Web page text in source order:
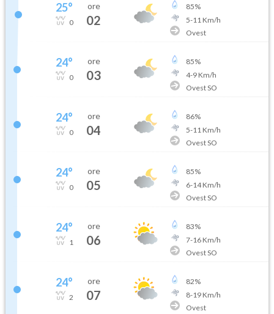
25°
0
ore
02
85%
5-11 Km/h
Ovest
24°
0
ore
03
85%
4-9Km/h
Ovest SO
24°
0
ore
04
86%
5-11 Km/h
Ovest SO
24°
0
ore
05
85%
6-14Km/h
Ovest SO
24°
1
ore
06
83%
7-16Km/h
Ovest SO
24°
2
ore
07
82%
8-19Km/h
Ovest